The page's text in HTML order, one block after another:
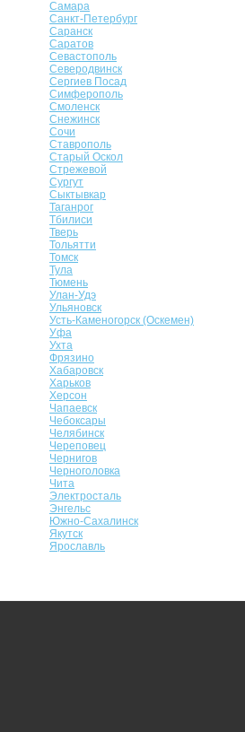
Самара
Санкт-Петербург
Саранск
Саратов
Севастополь
Северодвинск
Сергиев Посад
Симферополь
Смоленск
Снежинск
Сочи
Ставрополь
Старый Оскол
Стрежевой
Сургут
Сыктывкар
Таганрог
Тбилиси
Тверь
Тольятти
Томск
Тула
Тюмень
Улан-Удэ
Ульяновск
Усть-Каменогорск (Оскемен)
Уфа
Ухта
Фрязино
Хабаровск
Харьков
Херсон
Чапаевск
Чебоксары
Челябинск
Череповец
Чернигов
Черноголовка
Чита
Электросталь
Энгельс
Южно-Сахалинск
Якутск
Ярославль